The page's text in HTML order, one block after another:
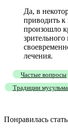
Да, в
приводить к
произошло
лечения.
Частые вопросы
Традиции
Понравилась